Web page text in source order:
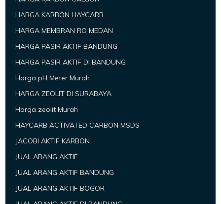
HARGA KARBON HAYCARB
HARGA MEMBRAN RO MEDAN
HARGA PASIR AKTIF BANDUNG
HARGA PASIR AKTIF DI BANDUNG
Harga pH Meter Murah
HARGA ZEOLIT DI SURABAYA
Harga zeolit Murah
HAYCARB ACTIVATED CARBON MSDS
JACOBI AKTIF KARBON
JUAL ARANG AKTIF
JUAL ARANG AKTIF BANDUNG
JUAL ARANG AKTIF BOGOR